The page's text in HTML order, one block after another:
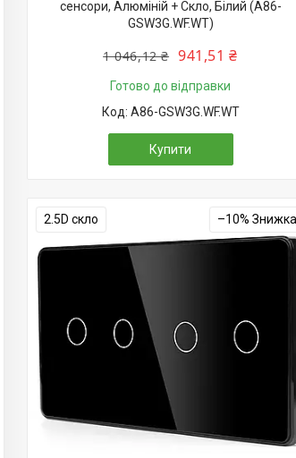
сенсори, Алюміній + Скло, Білий (A86-
GSW3G.WF.WT)
1 046,12 ₴ 941,51 ₴
Готово до відправки
A86-GSW3G.WF.WT
Купити
2.5D скло –10%